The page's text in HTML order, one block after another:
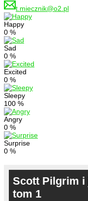
t.miecznik@o2.pl
Happy
0 %
Sad
0 %
Excited
0 %
Sleepy
100 %
Angry
0 %
Surprise
0 %
Scott Pilgrim i
tom 1